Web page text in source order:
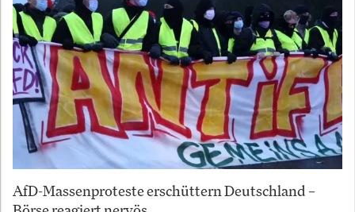
AfD-Massenproteste erschüttern Deutschland –